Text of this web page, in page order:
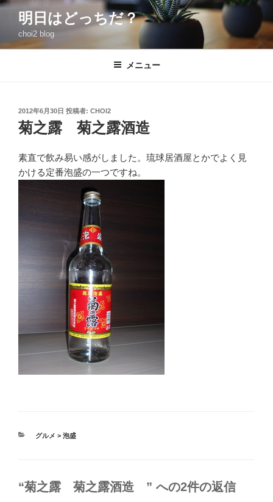
コ
ン
明日はどっちだ？
choi2 blog
メニュー
投
稿
日:
2012年6月30日 投稿者: CHOI2
菊之露 菊之露酒造
素直で飲み易い感がしました。琉球居酒屋とかでよく見
かける定番泡盛の一つですね。
カ
グルメ > 泡盛
“菊之露 菊之露酒造 ” への2件の返信